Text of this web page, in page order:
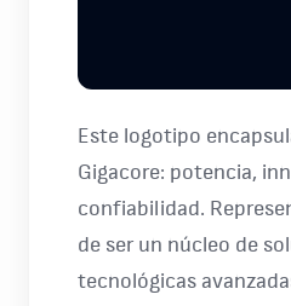
Este logotipo
Gigacore: potencia,
confiabilidad.
de ser un núcleo de
tecnológicas